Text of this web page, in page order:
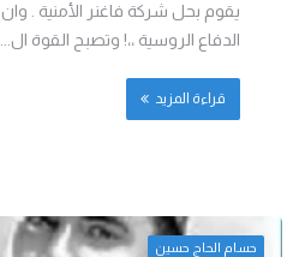
يقوم بحل شركة فاغنر الأمنية .
الدفاع الروسية ،،! وتصبح القوة ال...
قراءة المزيد
حسام الحاج حسين